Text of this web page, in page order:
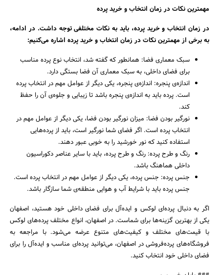
مهمترین نکات در زمان انتخاب و خرید پرده
در زمان انتخاب و خرید پرده، باید به نکات مختلفی توجه داشت. در ادامه،
به برخی از مهمترین نکات در زمان انتخاب و خرید پرده اشاره می‌کنیم:
سبک معماری فضا: همانطور که گفته شد، انتخاب نوع پرده مناسب
برای فضای داخلی، به سبک معماری آن فضا بستگی دارد.
اندازه‌ی پنجره: اندازه‌ی پنجره، یکی دیگر از عوامل مهم در انتخاب پرده
است. پرده باید به اندازه‌ی پنجره باشد تا زیبایی و جلوه‌ی آن را حفظ
کند.
نورگیر بودن فضا: میزان نورگیر بودن فضا، یکی دیگر از عوامل مهم در
انتخاب پرده است. اگر فضای شما نورگیر است، باید از پرده‌هایی
استفاده کنید که نور خورشید را به خوبی عبور دهند.
رنگ و طرح پرده: رنگ و طرح پرده، باید با سایر عناصر دکوراسیون
داخلی هماهنگ باشد.
جنس پرده: جنس پرده، یکی دیگر از عوامل مهم در انتخاب پرده است.
جنس پرده باید با شرایط آب و هوایی منطقه‌ی شما سازگار باشد.
اگر به دنبال پرده‌ای لوکس و ایده‌آل برای فضای داخلی خود هستید، اصفهان
یکی از بهترین گزینه‌ها برای شماست. در اصفهان، انواع مختلف پرده‌های لوکس
با قیمت‌های مختلف و کیفیت‌های متنوع عرضه می‌شود. با مراجعه به
فروشگاه‌های پرده‌فروشی در اصفهان، می‌توانید پرده‌ای مناسب و ایده‌آل را برای
فضای داخلی خود انتخاب کنید.